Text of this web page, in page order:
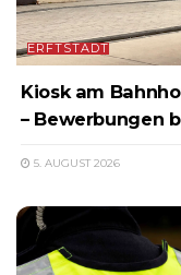
ERFTSTADT
Kiosk am
– Bewerbungen
5. AUGUST 2026